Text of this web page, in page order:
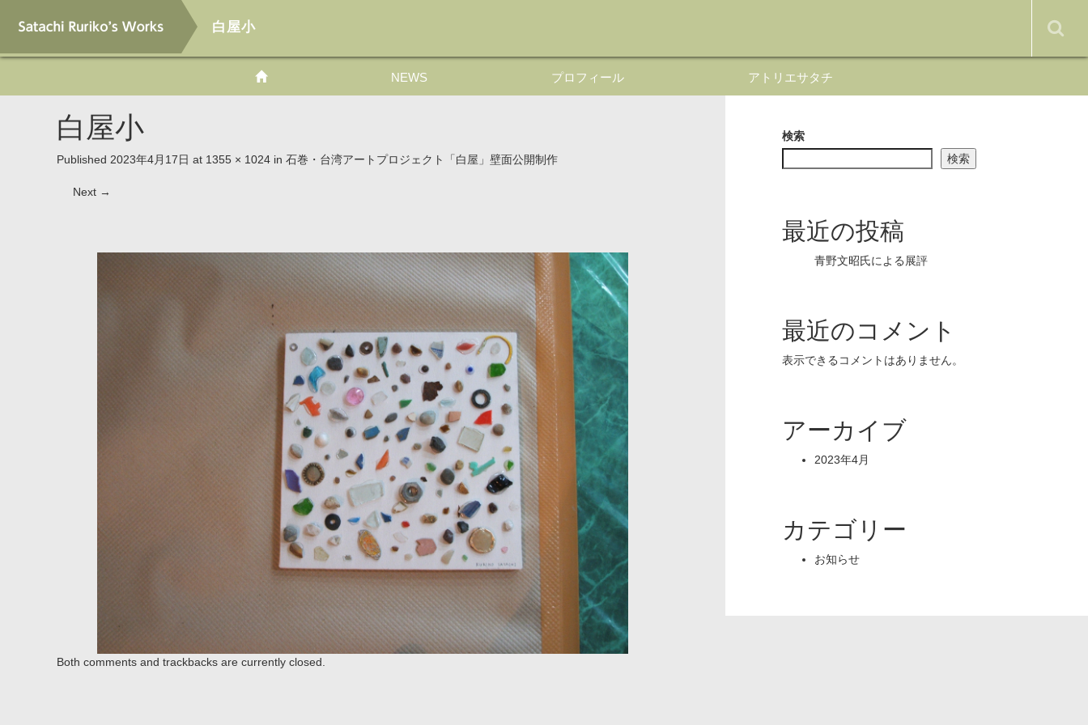
白屋小
NEWS プロフィール アトリエサタチ
白屋小
Published 2023年4月17日 at 1355 × 1024 in 石巻・台湾アートプロジェクト「白屋」壁面公開制作
Next →
Both comments and trackbacks are currently closed.
検索
検索
最近の投稿
青野文昭氏による展評
最近のコメント
表示できるコメントはありません。
アーカイブ
2023年4月
カテゴリー
お知らせ